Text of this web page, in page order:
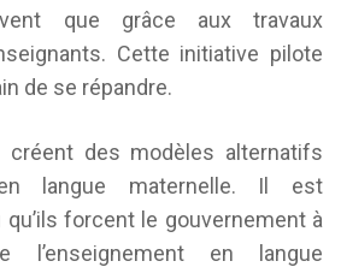
que grâce aux travaux
Cette initiative pilote
de se répandre.
des modèles alternatifs
en langue maternelle. Il est
forcent le gouvernement à
l’enseignement en langue